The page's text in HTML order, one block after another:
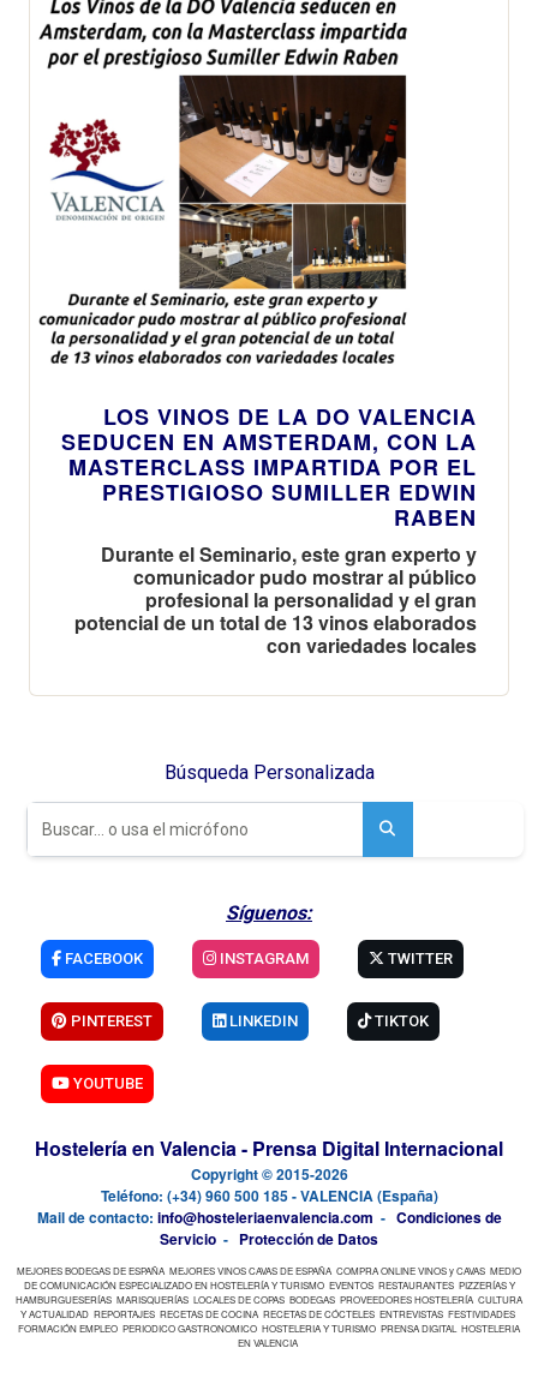
LOS VINOS DE LA DO VALENCIA
SEDUCEN EN AMSTERDAM, CON LA
MASTERCLASS IMPARTIDA POR EL
PRESTIGIOSO SUMILLER EDWIN
RABEN
Durante el Seminario, este gran experto y
comunicador pudo mostrar al público
profesional la personalidad y el gran
potencial de un total de 13 vinos elaborados
con variedades locales
Búsqueda Personalizada
Síguenos:
FACEBOOK INSTAGRAM TWITTER
PINTEREST LINKEDIN TIKTOK
YOUTUBE
Hostelería en Valencia - Prensa Digital Internacional
Copyright © 2015-2026
Teléfono: (+34) 960 500 185 - VALENCIA (España)
Mail de contacto: info@hosteleriaenvalencia.com - Condiciones de
Servicio - Protección de Datos
MEJORES BODEGAS DE ESPAÑA MEJORES VINOS CAVAS DE ESPAÑA COMPRA ONLINE VINOS y CAVAS MEDIO
DE COMUNICACIÓN ESPECIALIZADO EN HOSTELERÍA Y TURISMO EVENTOS RESTAURANTES PIZZERÍAS Y
HAMBURGUESERÍAS MARISQUERÍAS LOCALES DE COPAS BODEGAS PROVEEDORES HOSTELERÍA CULTURA
Y ACTUALIDAD REPORTAJES RECETAS DE COCINA RECETAS DE CÓCTELES ENTREVISTAS FESTIVIDADES
FORMACIÓN EMPLEO PERIODICO GASTRONOMICO HOSTELERIA Y TURISMO PRENSA DIGITAL HOSTELERIA
EN VALENCIA